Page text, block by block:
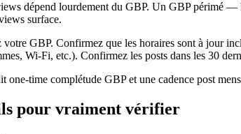
dépend lourdement du GBP. Un GBP périmé —
surface.
votre GBP. Confirmez que les horaires sont à jour
Wi-Fi, etc.). Confirmez les posts dans les 30
one-time complétude GBP et une cadence post
pour vraiment vérifier